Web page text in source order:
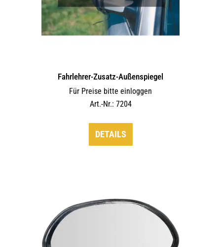
Fahrlehrer-Zusatz-Außen­spiegel
Für Preise bitte einloggen
Art.-Nr.: 7204
DETAILS